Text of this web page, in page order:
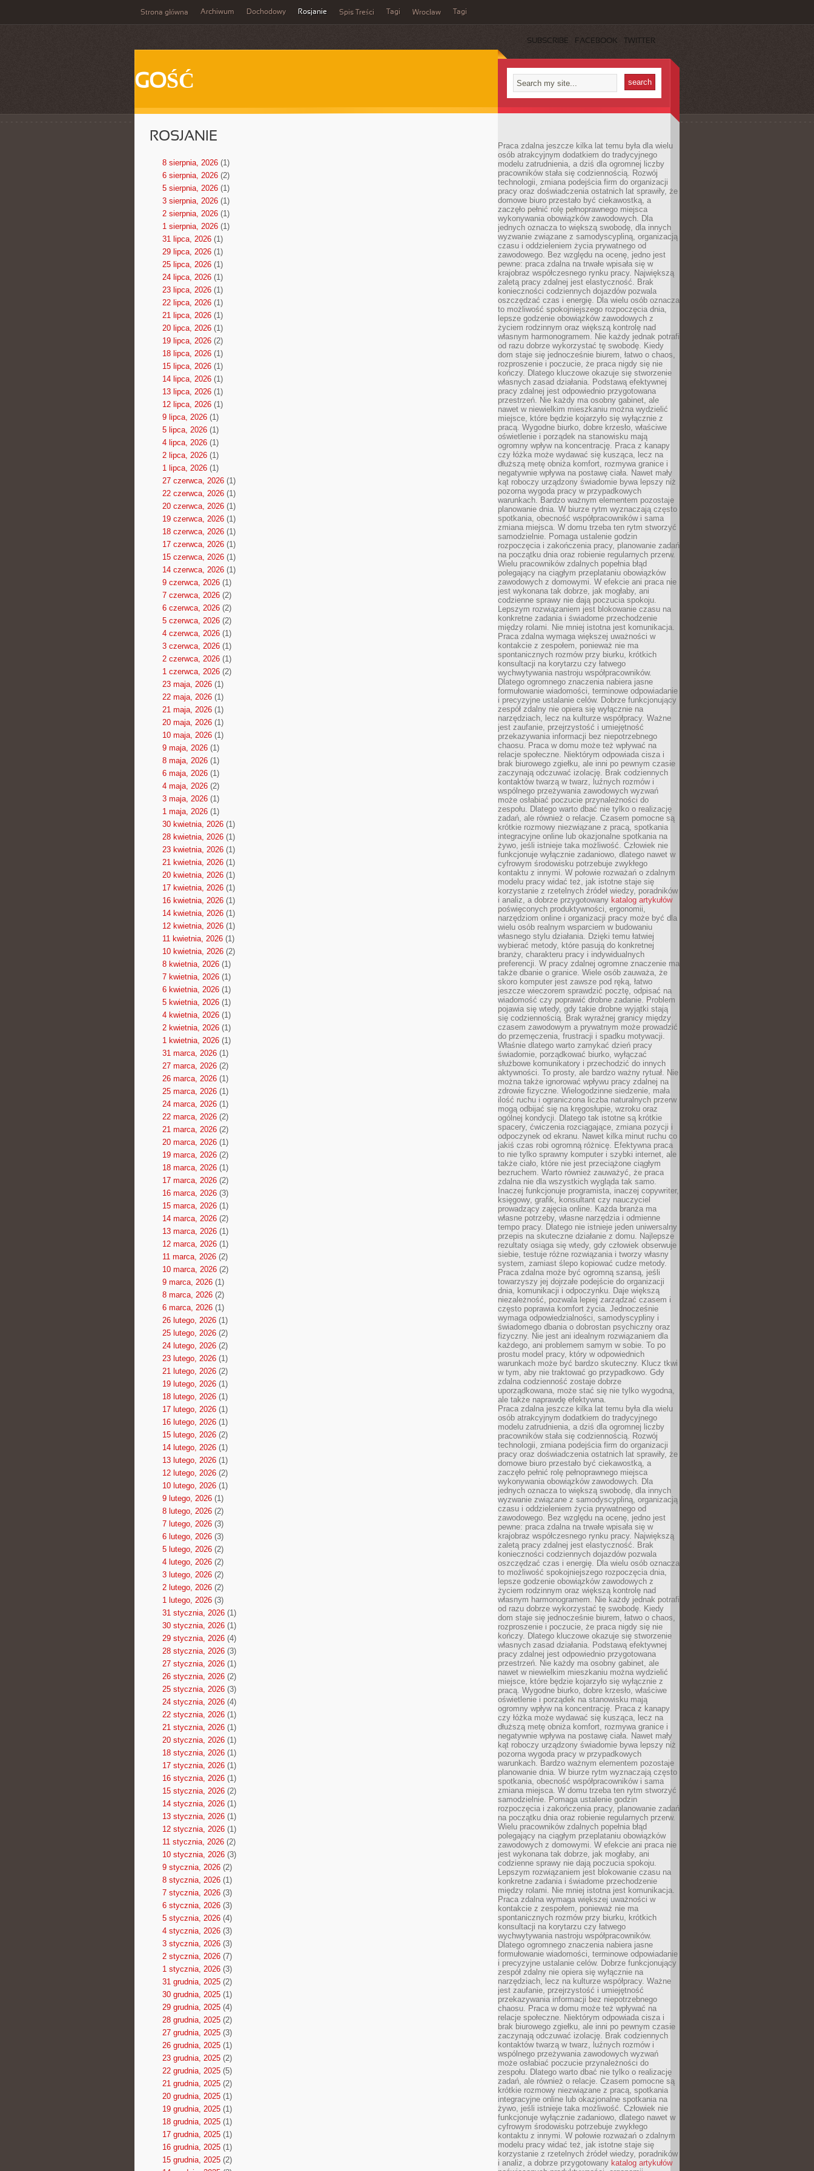
Strona główna Archiwum Dochodowy Rosjanie Spis Treści Tagi Wrocław Tagi
SUBSCRIBE FACEBOOK TWITTER
GOŚĆ
ROSJANIE
8 sierpnia, 2026(1)
6 sierpnia, 2026(2)
5 sierpnia, 2026(1)
3 sierpnia, 2026(1)
2 sierpnia, 2026(1)
1 sierpnia, 2026(1)
31 lipca, 2026(1)
29 lipca, 2026(1)
25 lipca, 2026(1)
24 lipca, 2026(1)
23 lipca, 2026(1)
22 lipca, 2026(1)
21 lipca, 2026(1)
20 lipca, 2026(1)
19 lipca, 2026(2)
18 lipca, 2026(1)
15 lipca, 2026(1)
14 lipca, 2026(1)
13 lipca, 2026(1)
12 lipca, 2026(1)
9 lipca, 2026(1)
5 lipca, 2026(1)
4 lipca, 2026(1)
2 lipca, 2026(1)
1 lipca, 2026(1)
27 czerwca, 2026(1)
22 czerwca, 2026(1)
20 czerwca, 2026(1)
19 czerwca, 2026(1)
18 czerwca, 2026(1)
17 czerwca, 2026(1)
15 czerwca, 2026(1)
14 czerwca, 2026(1)
9 czerwca, 2026(1)
7 czerwca, 2026(2)
6 czerwca, 2026(2)
5 czerwca, 2026(2)
4 czerwca, 2026(1)
3 czerwca, 2026(1)
2 czerwca, 2026(1)
1 czerwca, 2026(2)
23 maja, 2026(1)
22 maja, 2026(1)
21 maja, 2026(1)
20 maja, 2026(1)
10 maja, 2026(1)
9 maja, 2026(1)
8 maja, 2026(1)
6 maja, 2026(1)
4 maja, 2026(2)
3 maja, 2026(1)
1 maja, 2026(1)
30 kwietnia, 2026(1)
28 kwietnia, 2026(1)
23 kwietnia, 2026(1)
21 kwietnia, 2026(1)
20 kwietnia, 2026(1)
17 kwietnia, 2026(1)
16 kwietnia, 2026(1)
14 kwietnia, 2026(1)
12 kwietnia, 2026(1)
11 kwietnia, 2026(1)
10 kwietnia, 2026(2)
8 kwietnia, 2026(1)
7 kwietnia, 2026(1)
6 kwietnia, 2026(1)
5 kwietnia, 2026(1)
4 kwietnia, 2026(1)
2 kwietnia, 2026(1)
1 kwietnia, 2026(1)
31 marca, 2026(1)
27 marca, 2026(2)
26 marca, 2026(1)
25 marca, 2026(1)
24 marca, 2026(1)
22 marca, 2026(2)
21 marca, 2026(2)
20 marca, 2026(1)
19 marca, 2026(2)
18 marca, 2026(1)
17 marca, 2026(2)
16 marca, 2026(3)
15 marca, 2026(1)
14 marca, 2026(2)
13 marca, 2026(1)
12 marca, 2026(1)
11 marca, 2026(2)
10 marca, 2026(2)
9 marca, 2026(1)
8 marca, 2026(2)
6 marca, 2026(1)
26 lutego, 2026(1)
25 lutego, 2026(2)
24 lutego, 2026(2)
23 lutego, 2026(1)
21 lutego, 2026(2)
19 lutego, 2026(1)
18 lutego, 2026(1)
17 lutego, 2026(1)
16 lutego, 2026(1)
15 lutego, 2026(2)
14 lutego, 2026(1)
13 lutego, 2026(1)
12 lutego, 2026(2)
10 lutego, 2026(1)
9 lutego, 2026(1)
8 lutego, 2026(2)
7 lutego, 2026(3)
6 lutego, 2026(3)
5 lutego, 2026(2)
4 lutego, 2026(2)
3 lutego, 2026(2)
2 lutego, 2026(2)
1 lutego, 2026(3)
31 stycznia, 2026(1)
30 stycznia, 2026(1)
29 stycznia, 2026(4)
28 stycznia, 2026(3)
27 stycznia, 2026(1)
26 stycznia, 2026(2)
25 stycznia, 2026(3)
24 stycznia, 2026(4)
22 stycznia, 2026(1)
21 stycznia, 2026(1)
20 stycznia, 2026(1)
18 stycznia, 2026(1)
17 stycznia, 2026(1)
16 stycznia, 2026(1)
15 stycznia, 2026(2)
14 stycznia, 2026(1)
13 stycznia, 2026(1)
12 stycznia, 2026(1)
11 stycznia, 2026(2)
10 stycznia, 2026(3)
9 stycznia, 2026(2)
8 stycznia, 2026(1)
7 stycznia, 2026(3)
6 stycznia, 2026(3)
5 stycznia, 2026(4)
4 stycznia, 2026(3)
3 stycznia, 2026(3)
2 stycznia, 2026(7)
1 stycznia, 2026(3)
31 grudnia, 2025(2)
30 grudnia, 2025(1)
29 grudnia, 2025(4)
28 grudnia, 2025(2)
27 grudnia, 2025(3)
26 grudnia, 2025(1)
23 grudnia, 2025(2)
22 grudnia, 2025(5)
21 grudnia, 2025(2)
20 grudnia, 2025(1)
19 grudnia, 2025(1)
18 grudnia, 2025(1)
17 grudnia, 2025(1)
16 grudnia, 2025(1)
15 grudnia, 2025(2)
Praca zdalna jeszcze kilka lat temu była dla wielu
osób atrakcyjnym dodatkiem do tradycyjnego
modelu zatrudnienia, a dziś dla ogromnej liczby
pracowników stała się codziennością. Rozwój
technologii, zmiana podejścia firm do organizacji
pracy oraz doświadczenia ostatnich lat sprawiły, że
domowe biuro przestało być ciekawostką, a
zaczęło pełnić rolę pełnoprawnego miejsca
wykonywania obowiązków zawodowych. Dla
jednych oznacza to większą swobodę, dla innych
wyzwanie związane z samodyscypliną, organizacją
czasu i oddzieleniem życia prywatnego od
zawodowego. Bez względu na ocenę, jedno jest
pewne: praca zdalna na trwałe wpisała się w
krajobraz współczesnego rynku pracy. Największą
zaletą pracy zdalnej jest elastyczność. Brak
konieczności codziennych dojazdów pozwala
oszczędzać czas i energię. Dla wielu osób oznacza
to możliwość spokojniejszego rozpoczęcia dnia,
lepsze godzenie obowiązków zawodowych z
życiem rodzinnym oraz większą kontrolę nad
własnym harmonogramem. Nie każdy jednak potrafi
od razu dobrze wykorzystać tę swobodę. Kiedy
dom staje się jednocześnie biurem, łatwo o chaos,
rozproszenie i poczucie, że praca nigdy się nie
kończy. Dlatego kluczowe okazuje się stworzenie
własnych zasad działania. Podstawą efektywnej
pracy zdalnej jest odpowiednio przygotowana
przestrzeń. Nie każdy ma osobny gabinet, ale
nawet w niewielkim mieszkaniu można wydzielić
miejsce, które będzie kojarzyło się wyłącznie z
pracą. Wygodne biurko, dobre krzesło, właściwe
oświetlenie i porządek na stanowisku mają
ogromny wpływ na koncentrację. Praca z kanapy
czy łóżka może wydawać się kusząca, lecz na
dłuższą metę obniża komfort, rozmywa granice i
negatywnie wpływa na postawę ciała. Nawet mały
kąt roboczy urządzony świadomie bywa lepszy niż
pozorna wygoda pracy w przypadkowych
warunkach. Bardzo ważnym elementem pozostaje
planowanie dnia. W biurze rytm wyznaczają często
spotkania, obecność współpracowników i sama
zmiana miejsca. W domu trzeba ten rytm stworzyć
samodzielnie. Pomaga ustalenie godzin
rozpoczęcia i zakończenia pracy, planowanie zadań
na początku dnia oraz robienie regularnych przerw.
Wielu pracowników zdalnych popełnia błąd
polegający na ciągłym przeplataniu obowiązków
zawodowych z domowymi. W efekcie ani praca nie
jest wykonana tak dobrze, jak mogłaby, ani
codzienne sprawy nie dają poczucia spokoju.
Lepszym rozwiązaniem jest blokowanie czasu na
konkretne zadania i świadome przechodzenie
między rolami. Nie mniej istotna jest komunikacja.
Praca zdalna wymaga większej uważności w
kontakcie z zespołem, ponieważ nie ma
spontanicznych rozmów przy biurku, krótkich
konsultacji na korytarzu czy łatwego
wychwytywania nastroju współpracowników.
Dlatego ogromnego znaczenia nabiera jasne
formułowanie wiadomości, terminowe odpowiadanie
i precyzyjne ustalanie celów. Dobrze funkcjonujący
zespół zdalny nie opiera się wyłącznie na
narzędziach, lecz na kulturze współpracy. Ważne
jest zaufanie, przejrzystość i umiejętność
przekazywania informacji bez niepotrzebnego
chaosu. Praca w domu może też wpływać na
relacje społeczne. Niektórym odpowiada cisza i
brak biurowego zgiełku, ale inni po pewnym czasie
zaczynają odczuwać izolację. Brak codziennych
kontaktów twarzą w twarz, luźnych rozmów i
wspólnego przeżywania zawodowych wyzwań
może osłabiać poczucie przynależności do
zespołu. Dlatego warto dbać nie tylko o realizację
zadań, ale również o relacje. Czasem pomocne są
krótkie rozmowy niezwiązane z pracą, spotkania
integracyjne online lub okazjonalne spotkania na
żywo, jeśli istnieje taka możliwość. Człowiek nie
funkcjonuje wyłącznie zadaniowo, dlatego nawet w
cyfrowym środowisku potrzebuje zwykłego
kontaktu z innymi. W połowie rozważań o zdalnym
modelu pracy widać też, jak istotne staje się
korzystanie z rzetelnych źródeł wiedzy, poradników
i analiz, a dobrze przygotowany katalog artykułów
poświęconych produktywności, ergonomii,
narzędziom online i organizacji pracy może być dla
wielu osób realnym wsparciem w budowaniu
własnego stylu działania. Dzięki temu łatwiej
wybierać metody, które pasują do konkretnej
branży, charakteru pracy i indywidualnych
preferencji. W pracy zdalnej ogromne znaczenie ma
także dbanie o granice. Wiele osób zauważa, że
skoro komputer jest zawsze pod ręką, łatwo
jeszcze wieczorem sprawdzić pocztę, odpisać na
wiadomość czy poprawić drobne zadanie. Problem
pojawia się wtedy, gdy takie drobne wyjątki stają
się codziennością. Brak wyraźnej granicy między
czasem zawodowym a prywatnym może prowadzić
do przemęczenia, frustracji i spadku motywacji.
Właśnie dlatego warto zamykać dzień pracy
świadomie, porządkować biurko, wyłączać
służbowe komunikatory i przechodzić do innych
aktywności. To prosty, ale bardzo ważny rytuał. Nie
można także ignorować wpływu pracy zdalnej na
zdrowie fizyczne. Wielogodzinne siedzenie, mała
ilość ruchu i ograniczona liczba naturalnych przerw
mogą odbijać się na kręgosłupie, wzroku oraz
ogólnej kondycji. Dlatego tak istotne są krótkie
spacery, ćwiczenia rozciągające, zmiana pozycji i
odpoczynek od ekranu. Nawet kilka minut ruchu co
jakiś czas robi ogromną różnicę. Efektywna praca
to nie tylko sprawny komputer i szybki internet, ale
także ciało, które nie jest przeciążone ciągłym
bezruchem. Warto również zauważyć, że praca
zdalna nie dla wszystkich wygląda tak samo.
Inaczej funkcjonuje programista, inaczej copywriter,
księgowy, grafik, konsultant czy nauczyciel
prowadzący zajęcia online. Każda branża ma
własne potrzeby, własne narzędzia i odmienne
tempo pracy. Dlatego nie istnieje jeden uniwersalny
przepis na skuteczne działanie z domu. Najlepsze
rezultaty osiąga się wtedy, gdy człowiek obserwuje
siebie, testuje różne rozwiązania i tworzy własny
system, zamiast ślepo kopiować cudze metody.
Praca zdalna może być ogromną szansą, jeśli
towarzyszy jej dojrzałe podejście do organizacji
dnia, komunikacji i odpoczynku. Daje większą
niezależność, pozwala lepiej zarządzać czasem i
często poprawia komfort życia. Jednocześnie
wymaga odpowiedzialności, samodyscypliny i
świadomego dbania o dobrostan psychiczny oraz
fizyczny. Nie jest ani idealnym rozwiązaniem dla
każdego, ani problemem samym w sobie. To po
prostu model pracy, który w odpowiednich
warunkach może być bardzo skuteczny. Klucz tkwi
w tym, aby nie traktować go przypadkowo. Gdy
zdalna codzienność zostaje dobrze
uporządkowana, może stać się nie tylko wygodna,
ale także naprawdę efektywna.
Praca zdalna jeszcze kilka lat temu była dla wielu
osób atrakcyjnym dodatkiem do tradycyjnego
modelu zatrudnienia, a dziś dla ogromnej liczby
pracowników stała się codziennością. Rozwój
technologii, zmiana podejścia firm do organizacji
pracy oraz doświadczenia ostatnich lat sprawiły, że
domowe biuro przestało być ciekawostką, a
zaczęło pełnić rolę pełnoprawnego miejsca
wykonywania obowiązków zawodowych. Dla
jednych oznacza to większą swobodę, dla innych
wyzwanie związane z samodyscypliną, organizacją
czasu i oddzieleniem życia prywatnego od
zawodowego. Bez względu na ocenę, jedno jest
pewne: praca zdalna na trwałe wpisała się w
krajobraz współczesnego rynku pracy. Największą
zaletą pracy zdalnej jest elastyczność. Brak
konieczności codziennych dojazdów pozwala
oszczędzać czas i energię. Dla wielu osób oznacza
to możliwość spokojniejszego rozpoczęcia dnia,
lepsze godzenie obowiązków zawodowych z
życiem rodzinnym oraz większą kontrolę nad
własnym harmonogramem. Nie każdy jednak potrafi
od razu dobrze wykorzystać tę swobodę. Kiedy
dom staje się jednocześnie biurem, łatwo o chaos,
rozproszenie i poczucie, że praca nigdy się nie
kończy. Dlatego kluczowe okazuje się stworzenie
własnych zasad działania. Podstawą efektywnej
pracy zdalnej jest odpowiednio przygotowana
przestrzeń. Nie każdy ma osobny gabinet, ale
nawet w niewielkim mieszkaniu można wydzielić
miejsce, które będzie kojarzyło się wyłącznie z
pracą. Wygodne biurko, dobre krzesło, właściwe
oświetlenie i porządek na stanowisku mają
ogromny wpływ na koncentrację. Praca z kanapy
czy łóżka może wydawać się kusząca, lecz na
dłuższą metę obniża komfort, rozmywa granice i
negatywnie wpływa na postawę ciała. Nawet mały
kąt roboczy urządzony świadomie bywa lepszy niż
pozorna wygoda pracy w przypadkowych
warunkach. Bardzo ważnym elementem pozostaje
planowanie dnia. W biurze rytm wyznaczają często
spotkania, obecność współpracowników i sama
zmiana miejsca. W domu trzeba ten rytm stworzyć
samodzielnie. Pomaga ustalenie godzin
rozpoczęcia i zakończenia pracy, planowanie zadań
na początku dnia oraz robienie regularnych przerw.
Wielu pracowników zdalnych popełnia błąd
polegający na ciągłym przeplataniu obowiązków
zawodowych z domowymi. W efekcie ani praca nie
jest wykonana tak dobrze, jak mogłaby, ani
codzienne sprawy nie dają poczucia spokoju.
Lepszym rozwiązaniem jest blokowanie czasu na
konkretne zadania i świadome przechodzenie
między rolami. Nie mniej istotna jest komunikacja.
Praca zdalna wymaga większej uważności w
kontakcie z zespołem, ponieważ nie ma
spontanicznych rozmów przy biurku, krótkich
konsultacji na korytarzu czy łatwego
wychwytywania nastroju współpracowników.
Dlatego ogromnego znaczenia nabiera jasne
formułowanie wiadomości, terminowe odpowiadanie
i precyzyjne ustalanie celów. Dobrze funkcjonujący
zespół zdalny nie opiera się wyłącznie na
narzędziach, lecz na kulturze współpracy. Ważne
jest zaufanie, przejrzystość i umiejętność
przekazywania informacji bez niepotrzebnego
chaosu. Praca w domu może też wpływać na
relacje społeczne. Niektórym odpowiada cisza i
brak biurowego zgiełku, ale inni po pewnym czasie
zaczynają odczuwać izolację. Brak codziennych
kontaktów twarzą w twarz, luźnych rozmów i
wspólnego przeżywania zawodowych wyzwań
może osłabiać poczucie przynależności do
zespołu. Dlatego warto dbać nie tylko o realizację
zadań, ale również o relacje. Czasem pomocne są
krótkie rozmowy niezwiązane z pracą, spotkania
integracyjne online lub okazjonalne spotkania na
żywo, jeśli istnieje taka możliwość. Człowiek nie
funkcjonuje wyłącznie zadaniowo, dlatego nawet w
cyfrowym środowisku potrzebuje zwykłego
kontaktu z innymi. W połowie rozważań o zdalnym
modelu pracy widać też, jak istotne staje się
korzystanie z rzetelnych źródeł wiedzy, poradników
i analiz, a dobrze przygotowany katalog artykułów